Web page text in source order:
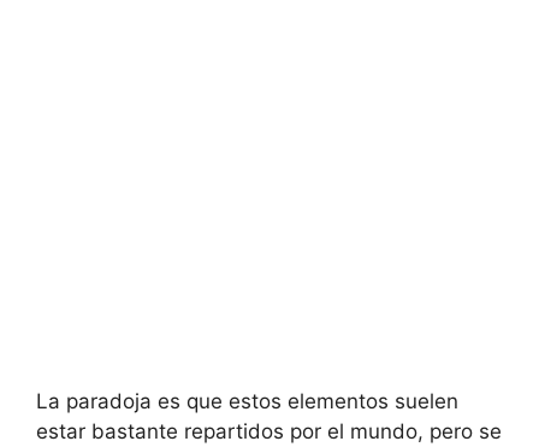
La paradoja es que estos elementos suelen
estar bastante repartidos por el mundo, pero se